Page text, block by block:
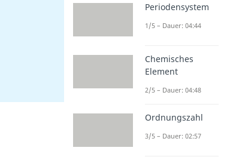
Periodensystem
1/5 – Dauer: 04:44
Chemisches
Element
2/5 – Dauer: 04:48
Ordnungszahl
3/5 – Dauer: 02:57